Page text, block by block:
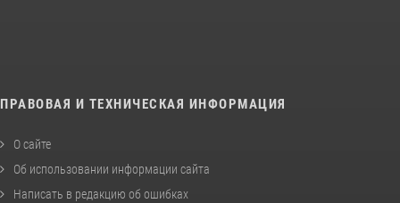
ПРАВОВАЯ И ТЕХНИЧЕСКАЯ ИНФОРМАЦИЯ
О сайте
Об использовании информации сайта
Написать в редакцию об ошибках